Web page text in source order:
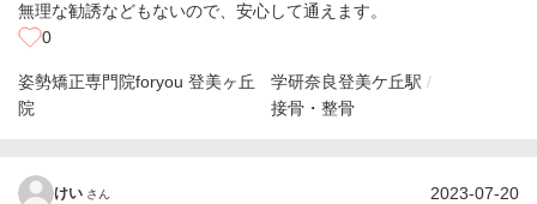
無理な勧誘などもないので、安心して通えます。
0
姿勢矯正専門院foryou 登美ヶ丘
院
学研奈良登美ケ丘駅
接骨・整骨
けい さん 2023-07-20